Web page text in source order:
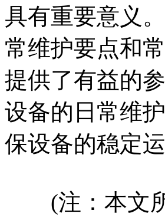
具有重要意义
常维护要点和
提供了有益的
设备的日常维
保设备的稳定
(注：本文所